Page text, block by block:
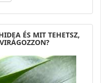
ÉS MIT TEHETSZ,